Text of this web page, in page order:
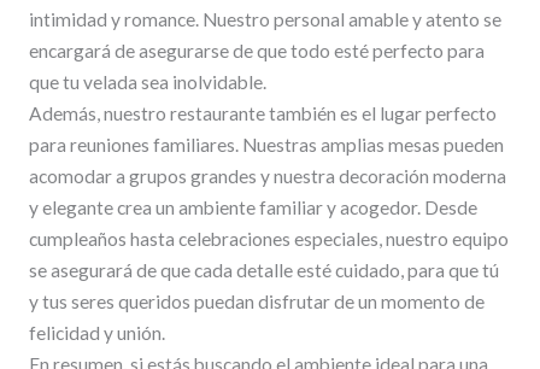
intimidad y romance. Nuestro personal amable y atento se
encargará de asegurarse de que todo esté perfecto para
que tu velada sea inolvidable.
Además, nuestro restaurante también es el lugar perfecto
para reuniones familiares. Nuestras amplias mesas pueden
acomodar a grupos grandes y nuestra decoración moderna
y elegante crea un ambiente familiar y acogedor. Desde
cumpleaños hasta celebraciones especiales, nuestro equipo
se asegurará de que cada detalle esté cuidado, para que tú
y tus seres queridos puedan disfrutar de un momento de
felicidad y unión.
En resumen, si estás buscando el ambiente ideal para una